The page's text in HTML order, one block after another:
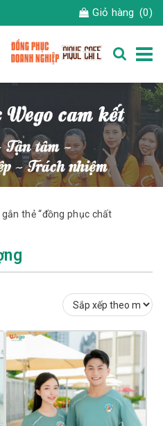
Giỏ hàng (0)
thẻ “đồng phục chất
theo